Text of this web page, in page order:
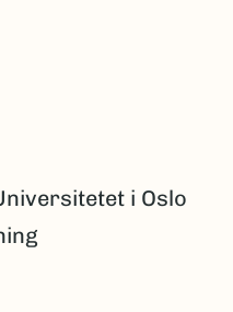
i Oslo